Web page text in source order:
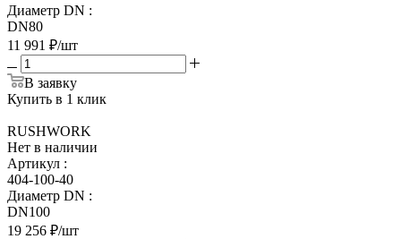
Диаметр DN :
DN80
11 991 ₽/шт
В заявку
Купить в 1 клик
RUSHWORK
Нет в наличии
Артикул :
404-100-40
Диаметр DN :
DN100
19 256 ₽/шт